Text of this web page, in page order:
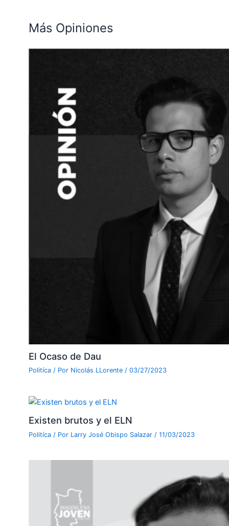
Más Opiniones
El Ocaso de Dau
Politíca / Por Nicolás LLorente/03/27/2023
Existen brutos y el ELN
Politíca / Por Larry José Obispo Salazar /11/03/2023